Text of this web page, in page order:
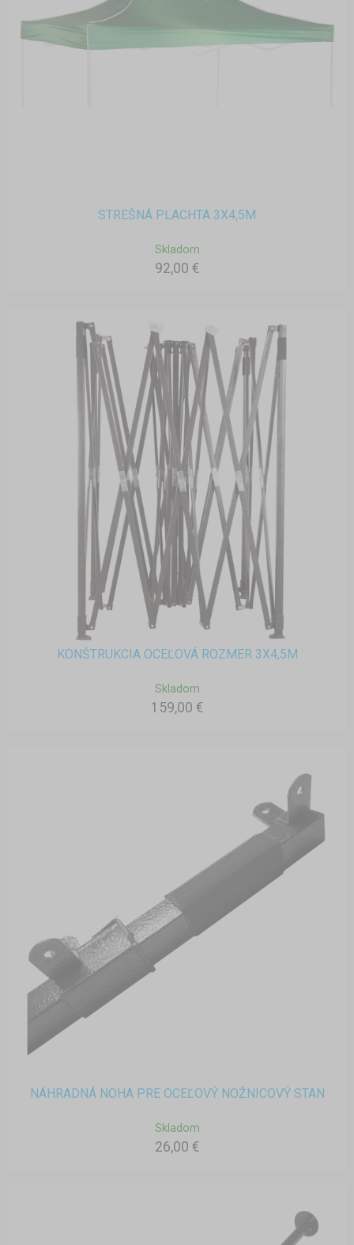
STREŠNÁ PLACHTA 3X4,5M
Skladom
92,00 €
KONŠTRUKCIA OCEĽOVÁ ROZMER 3X4,5M
Skladom
159,00 €
NÁHRADNÁ NOHA PRE OCEĽOVÝ NOŽNICOVÝ STAN
Skladom
26,00 €